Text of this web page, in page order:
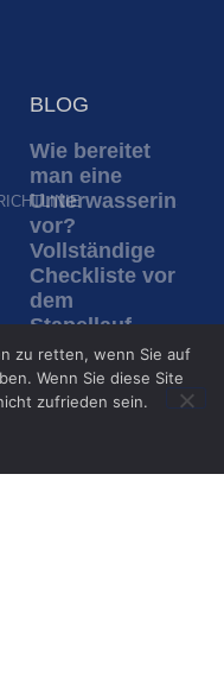
BLOG
Wie bereitet
man eine
vor?
Vollständige
Checkliste vor
dem
Stapellauf
eines ROV
Weiterlesen »
trübem
zu retten, wenn Sie auf
Wenn Sie diese Site
zufrieden sein.